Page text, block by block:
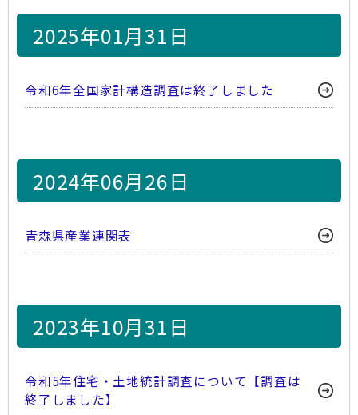
2025年01月31日
令和6年全国家計構造調査は終了しました
2024年06月26日
青森県産業連関表
2023年10月31日
令和5年住宅・土地統計調査について【調査は
終了しました】